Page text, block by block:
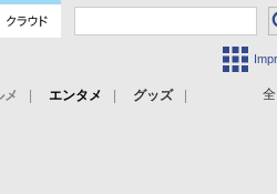
メ エンタメ
グッズ